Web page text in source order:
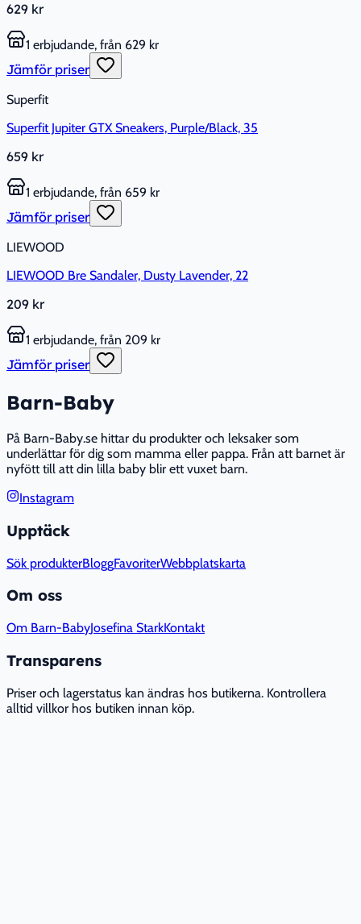
629 kr
1 erbjudande, från 629 kr
Jämför priser
Superfit
Superfit Jupiter GTX Sneakers, Purple/Black, 35
659 kr
1 erbjudande, från 659 kr
Jämför priser
LIEWOOD
LIEWOOD Bre Sandaler, Dusty Lavender, 22
209 kr
1 erbjudande, från 209 kr
Jämför priser
Barn-Baby
På Barn-Baby.se hittar du produkter och leksaker som
underlättar för dig som mamma eller pappa. Från att barnet är
nyfött till att din lilla baby blir ett vuxet barn.
Instagram
Upptäck
Sök produkterBloggFavoriterWebbplatskarta
Om oss
Om Barn-BabyJosefina StarkKontakt
Transparens
Priser och lagerstatus kan ändras hos butikerna. Kontrollera
alltid villkor hos butiken innan köp.